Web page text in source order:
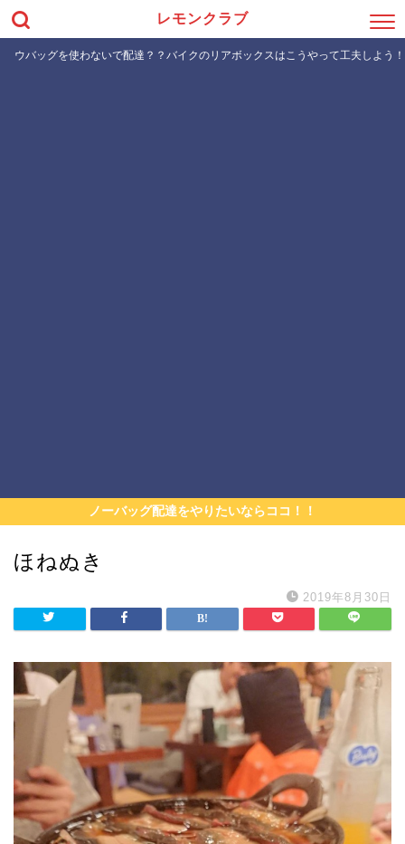
レモンクラブ
ウバッグを使わないで配達？？バイクのリアボックスはこうやって工夫しよう
ノーバッグ配達をやりたいならココ！！
ほねぬき
2019年8月30日